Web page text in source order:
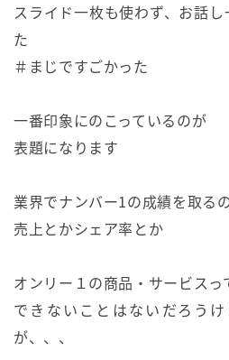
スライド一枚も使わず、お話
た
＃まじですごかった
一番印象にのこっているのが
表題になります
業界でナンバー1の成績を取る
売上とかシェア率とか
オンリー１の商品・サービスっ
できないことはないだろう
が、、、